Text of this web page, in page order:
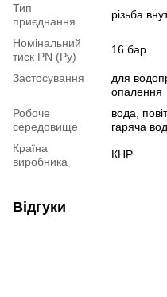
Тип
приєднання
різьба
Номінальний
тиск PN (Ру)
16 бар
Застосування
для
опалення
Робоче
середовище
вода,
гаряча
Країна
виробника
КНР
Відгуки